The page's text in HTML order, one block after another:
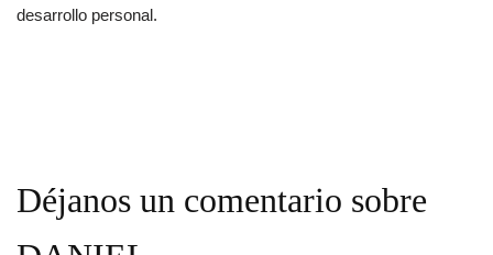
desarrollo personal.
Déjanos un comentario sobre